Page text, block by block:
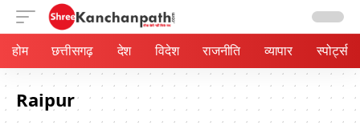
होम छत्तीसगढ़ देश विदेश राजनीति व्यापार स्पोर्ट्स
Raipur